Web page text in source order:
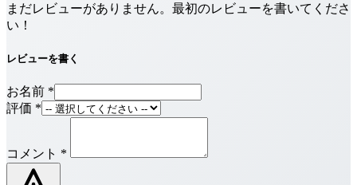
まだレビューがありません。最初のレビューを書いてくださ
い！
レビューを書く
お名前 *
評価 *
コメント *